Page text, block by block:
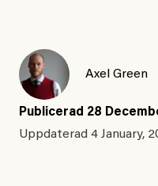
Axel Green
Publicerad 28
Uppdaterad 4 January,